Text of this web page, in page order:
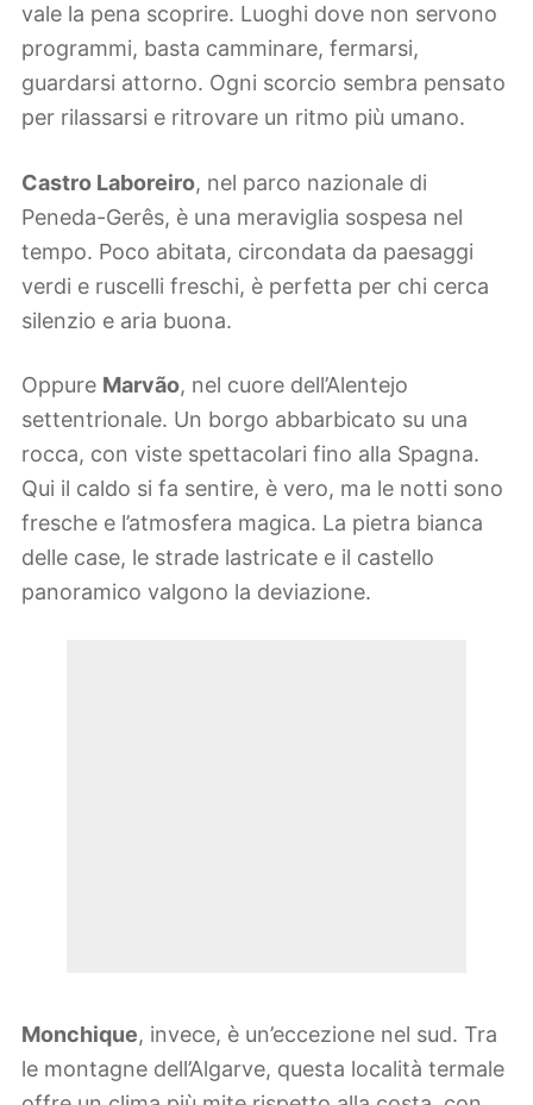
vale la pena scoprire. Luoghi dove non servono
programmi, basta camminare, fermarsi,
guardarsi attorno. Ogni scorcio sembra pensato
per rilassarsi e ritrovare un ritmo più umano.
Castro Laboreiro, nel parco nazionale di
Peneda-Gerês, è una meraviglia sospesa nel
tempo. Poco abitata, circondata da paesaggi
verdi e ruscelli freschi, è perfetta per chi cerca
silenzio e aria buona.
Oppure Marvão, nel cuore dell’Alentejo
settentrionale. Un borgo abbarbicato su una
rocca, con viste spettacolari fino alla Spagna.
Qui il caldo si fa sentire, è vero, ma le notti sono
fresche e l’atmosfera magica. La pietra bianca
delle case, le strade lastricate e il castello
panoramico valgono la deviazione.
Monchique, invece, è un’eccezione nel sud. Tra
le montagne dell’Algarve, questa località termale